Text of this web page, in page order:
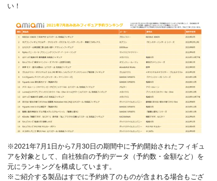
い！
※2021年7月1日から7月30日の期間中に予約開始されたフィギュ
アを対象として、自社独自の予約データ（予約数・金額など）を
元にランキングを構成しています。
※ご紹介する製品はすでに予約終了のものが含まれる場合もござ